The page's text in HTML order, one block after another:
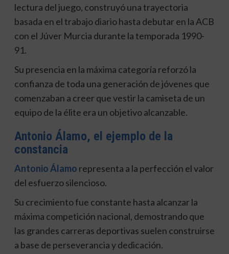
lectura del juego, construyó una trayectoria
basada en el trabajo diario hasta debutar en la ACB
con el Júver Murcia durante la temporada 1990-
91.
Su presencia en la máxima categoría reforzó la
confianza de toda una generación de jóvenes que
comenzaban a creer que vestir la camiseta de un
equipo de la élite era un objetivo alcanzable.
Antonio Álamo, el ejemplo de la
constancia
Antonio Álamo representa a la perfección el valor
del esfuerzo silencioso.
Su crecimiento fue constante hasta alcanzar la
máxima competición nacional, demostrando que
las grandes carreras deportivas suelen construirse
a base de perseverancia y dedicación.